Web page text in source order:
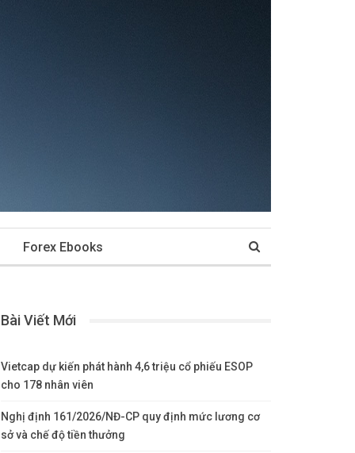
Forex Ebooks
Bài Viết Mới
Vietcap dự kiến phát hành 4,6 triệu cổ phiếu ESOP
cho 178 nhân viên
Nghị định 161/2026/NĐ-CP quy định mức lương cơ
sở và chế độ tiền thưởng